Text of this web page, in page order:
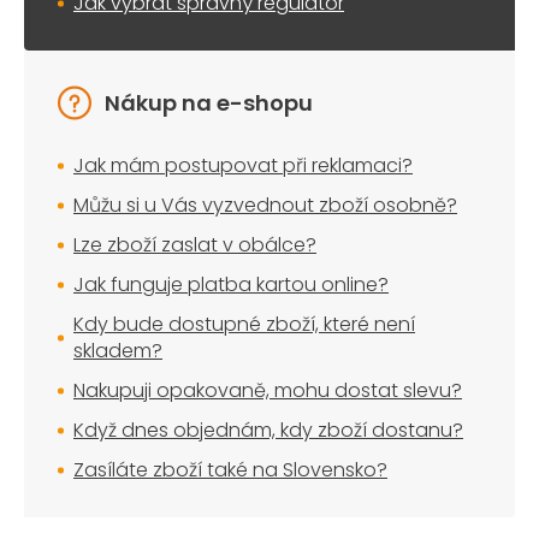
Nákup na e-shopu
Jak mám postupovat při reklamaci?
Můžu si u Vás vyzvednout zboží osobně?
Lze zboží zaslat v obálce?
Jak funguje platba kartou online?
Kdy bude dostupné zboží, které není
skladem?
Nakupuji opakovaně, mohu dostat slevu?
Když dnes objednám, kdy zboží dostanu?
Zasíláte zboží také na Slovensko?